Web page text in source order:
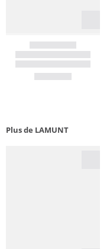
Plus de LAMUNT